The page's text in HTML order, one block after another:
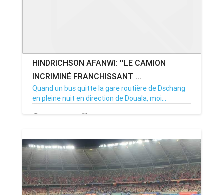
HINDRICHSON AFANWI: ''LE CAMION
INCRIMINÉ FRANCHISSANT ...
Quand un bus quitte la gare routière de Dschang
en pleine nuit en direction de Douala, moi...
27/01/21 Par MenouActu 16